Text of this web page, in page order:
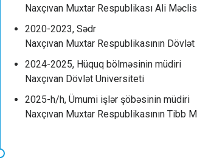
Naxçıvan Muxtar Respublikası Ali
2020-2023, Sədr
Naxçıvan Muxtar Respublikasının
2024-2025, Hüquq bölməsinin müdiri
Naxçıvan Dövlət Universiteti
2025-h/h, Ümumi işlər şöbəsinin müdiri
Naxçıvan Muxtar Respublikasının Tibb